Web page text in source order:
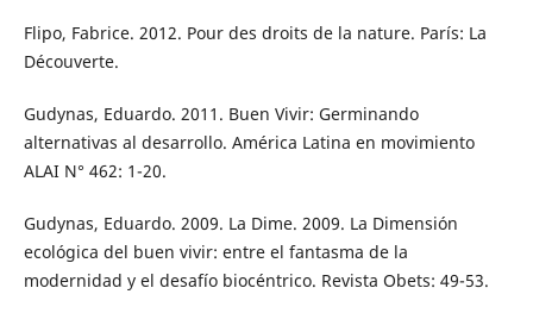
Flipo, Fabrice. 2012. Pour des droits de la nature. París: La
Découverte.
Gudynas, Eduardo. 2011. Buen Vivir: Germinando
alternativas al desarrollo. América Latina en movimiento
ALAI N° 462: 1-20.
Gudynas, Eduardo. 2009. La Dime. 2009. La Dimensión
ecológica del buen vivir: entre el fantasma de la
modernidad y el desafío biocéntrico. Revista Obets: 49-53.